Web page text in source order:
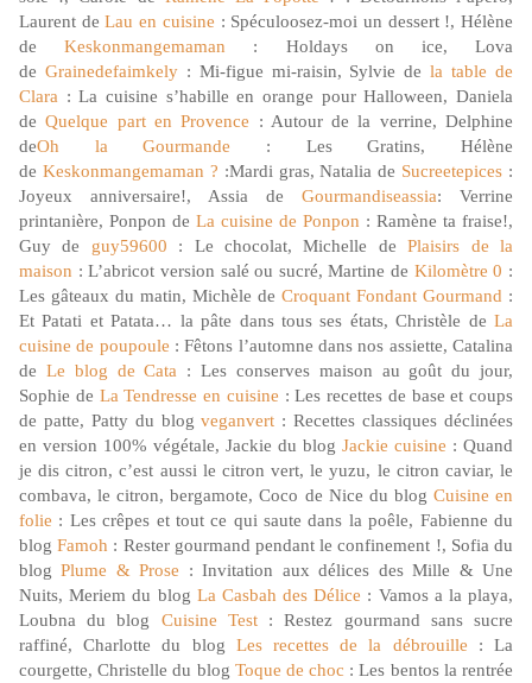
Laurent deLau en cuisine : Spéculoosez-moi un dessert !, Hélène
deKeskonmangemaman : Holdays on ice, Lova
de Grainedefaimkely: Mi-figue mi-raisin, Sylvie dela table de
Clara : La cuisine s’habille en orange pour Halloween, Daniela
de Quelque part en Provence : Autour de la verrine, Delphine
deOh la Gourmande : Les Gratins, Hélène
de Keskonmangemaman ? :Mardi gras, Natalia de Sucreetepices :
Joyeux anniversaire!, Assia de Gourmandiseassia: Verrine
printanière, Ponpon de La cuisine de Ponpon : Ramène ta fraise!,
Guy de guy59600 : Le chocolat, Michelle dePlaisirs de la
maison : L’abricot version salé ou sucré, Martine de Kilomètre 0 :
Les gâteaux du matin, Michèle de Croquant Fondant Gourmand :
Et Patati et Patata… la pâte dans tous ses états, Christèle de La
cuisine de poupoule : Fêtons l’automne dans nos assiette, Catalina
de Le blog de Cata : Les conserves maison au goût du jour,
Sophie de La Tendresse en cuisine : Les recettes de base et coups
de patte, Patty du blogveganvert : Recettes classiques déclinées
en version 100% végétale, Jackie du blog Jackie cuisine : Quand
je dis citron, c’est aussi le citron vert, le yuzu, le citron caviar, le
combava, le citron, bergamote, Coco de Nice du blog Cuisine en
folie : Les crêpes et tout ce qui saute dans la poêle, Fabienne du
blogFamoh : Rester gourmand pendant le confinement !, Sofia du
blogPlume & Prose : Invitation aux délices des Mille & Une
Nuits, Meriem du blog La Casbah des Délice : Vamos a la playa,
Loubna du blog Cuisine Test: Restez gourmand sans sucre
raffiné, Charlotte du blog Les recettes de la débrouille : La
courgette, Christelle du blog Toque de choc : Les bentos la rentrée